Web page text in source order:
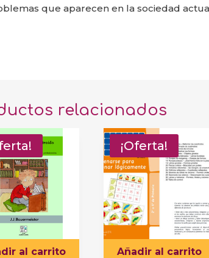
que aparecen en la sociedad
relacionados
al carrito
¡Oferta!
Añadir al carrito